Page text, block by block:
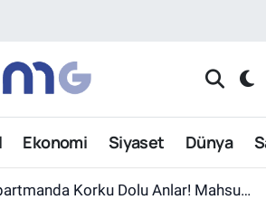
Ekonomi Siyaset Dünya
Korku Dolu Anlar! Mahsur Kalanlar Kurtarıldı